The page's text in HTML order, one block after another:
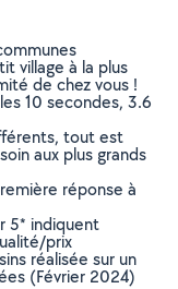
village à la plus
de chez vous !
10 secondes, 3.6
tout est
aux plus grands
réponse à
5* indiquent
prix
réalisée sur un
(Février 2024)